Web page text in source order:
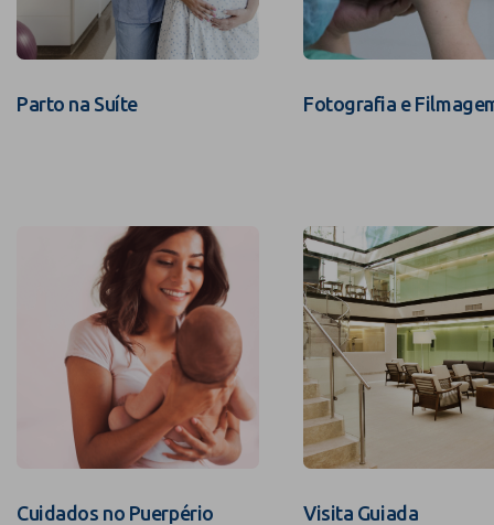
Parto na Suíte Fotografia e
Cuidados no Puerpério Visita Guiada